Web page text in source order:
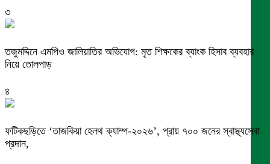
৩
তজুমদ্দিনে এমপিও জালিয়াতির অভিযোগ: মৃত শিক্ষকের ব্যাংক হিসাব ব্যবহার
নিয়ে তোলপাড়
৪
ফটিকছড়িতে ‘তাজকিয়া হেলথ ক্যাম্প-২০২৬’, প্রায় ৭০০ জনের স্বাস্থ্যসেবা
প্রদান,